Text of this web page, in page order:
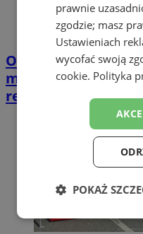
Opiekujesz się
może wpłynąć na
regionie
prawnie
zgodzie; masz
Ustawieniach
wycofać swoją
cookie. Polityka
POKAŻ
Niezbędne